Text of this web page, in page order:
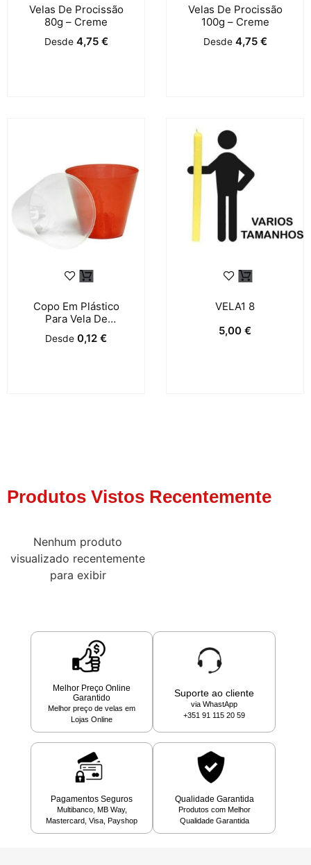
Velas De Procissão
80g – Creme
Desde 4,75 €
Velas De Procissão
100g – Creme
Desde 4,75 €
Copo Em Plástico
Para Vela De
Procissão – Branco
Desde 0,12 €
VELA1 8
5,00 €
Produtos Vistos Recentemente
Nenhum produto
visualizado recentemente
para exibir
Melhor Preço Online
Garantido
Melhor preço de velas em
Lojas Online
Suporte ao cliente
via WhastApp
+351 91 115 20 59
Pagamentos Seguros
Multibanco, MB Way,
Mastercard, Visa, Payshop
Qualidade Garantida
Produtos com Melhor
Qualidade Garantida